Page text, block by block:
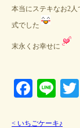
本当にステキなお2
式でした
末永くお幸せに
< いちごケーキ♪